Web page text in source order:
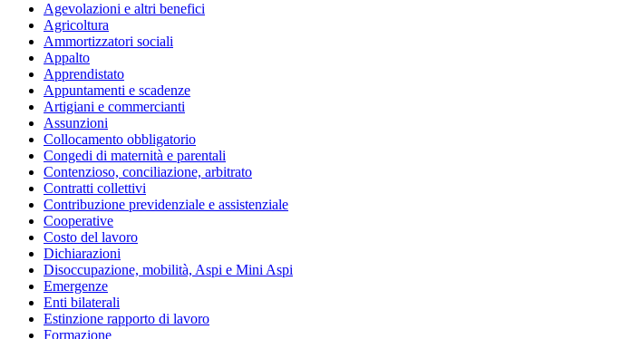
Agevolazioni e altri benefici
Agricoltura
Ammortizzatori sociali
Appalto
Apprendistato
Appuntamenti e scadenze
Artigiani e commercianti
Assunzioni
Collocamento obbligatorio
Congedi di maternità e parentali
Contenzioso, conciliazione, arbitrato
Contratti collettivi
Contribuzione previdenziale e assistenziale
Cooperative
Costo del lavoro
Dichiarazioni
Disoccupazione, mobilità, Aspi e Mini Aspi
Emergenze
Enti bilaterali
Estinzione rapporto di lavoro
Formazione